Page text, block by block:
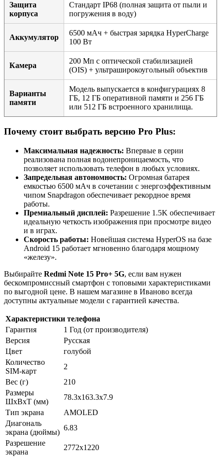
Защита
корпуса
Стандарт IP68 (полная защита от пыли и
погружения в воду)
Аккумулятор
6500 мАч + быстрая зарядка HyperCharge
100 Вт
Камера
200 Мп с оптической стабилизацией
(OIS) + ультраширокоугольный объектив
Варианты
памяти
Модель выпускается в конфигурациях 8
ГБ, 12 ГБ оперативной памяти и 256 ГБ
или 512 ГБ встроенного хранилища.
Почему стоит выбрать версию Pro Plus:
Максимальная надежность: Впервые в серии
реализована полная водонепроницаемость, что
позволяет использовать телефон в любых условиях.
Запредельная автономность: Огромная батарея
емкостью 6500 мАч в сочетании с энергоэффективным
чипом Snapdragon обеспечивает рекордное время
работы.
Премиальный дисплей: Разрешение 1.5K обеспечивает
идеальную четкость изображения при просмотре видео
и в играх.
Скорость работы: Новейшая система HyperOS на базе
Android 15 работает мгновенно благодаря мощному
«железу».
Выбирайте Redmi Note 15 Pro+ 5G, если вам нужен
бескомпромиссный смартфон с топовыми характеристиками
по выгодной цене. В нашем магазине в Иваново всегда
доступны актуальные модели с гарантией качества.
Характеристики телефона
Гарантия
1 Год (от производителя)
Версия
Русская
Цвет
голубой
Количество
SIM-карт
2
Вес (г)
210
Размеры
ШxВxТ (мм)
78.3x163.3x7.9
Тип экрана
AMOLED
Диагональ
экрана (дюймы)
6.83
Разрешение
экрана
2772x1220